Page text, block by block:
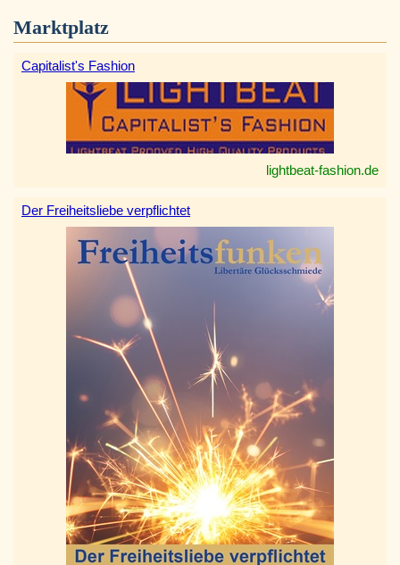
Marktplatz
Capitalist's Fashion
lightbeat-fashion.de
Der Freiheitsliebe verpflichtet